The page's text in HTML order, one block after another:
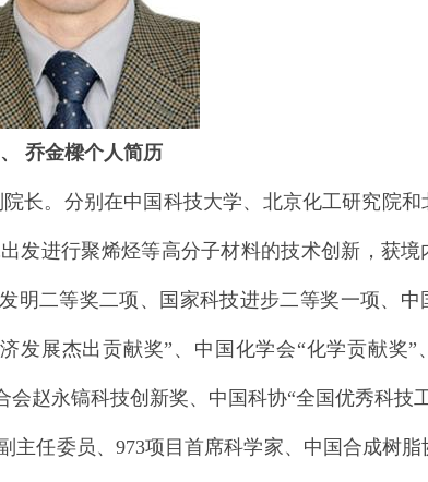
乔金樑个人简历
。分别在中国科技大学、北京化工研究院和
发进行聚烯烃等高分子材料的技术创新，获境
明二等奖二项、国家科技进步二等奖一项、中
发展杰出贡献奖”、中国化学会“化学贡献奖”
赵永镐科技创新奖、中国科协“全国优秀科技
主任委员、973项目首席科学家、中国合成树脂